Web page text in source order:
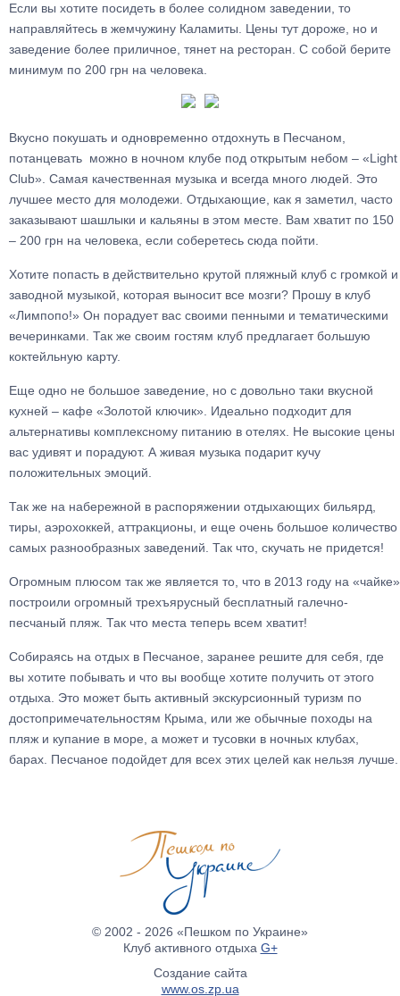
Если вы хотите посидеть в более солидном заведении, то
направляйтесь в жемчужину Каламиты. Цены тут дороже, но и
заведение более приличное, тянет на ресторан. С собой берите
минимум по 200 грн на человека.
Вкусно покушать и одновременно отдохнуть в Песчаном,
потанцевать можно в ночном клубе под открытым небом – «Light
Club». Самая качественная музыка и всегда много людей. Это
лучшее место для молодежи. Отдыхающие, как я заметил, часто
заказывают шашлыки и кальяны в этом месте. Вам хватит по 150
– 200 грн на человека, если соберетесь сюда пойти.
Хотите попасть в действительно крутой пляжный клуб с громкой и
заводной музыкой, которая выносит все мозги? Прошу в клуб
«Лимпопо!» Он порадует вас своими пенными и тематическими
вечеринками. Так же своим гостям клуб предлагает большую
коктейльную карту.
Еще одно не большое заведение, но с довольно таки вкусной
кухней – кафе «Золотой ключик». Идеально подходит для
альтернативы комплексному питанию в отелях. Не высокие цены
вас удивят и порадуют. А живая музыка подарит кучу
положительных эмоций.
Так же на набережной в распоряжении отдыхающих бильярд,
тиры, аэрохоккей, аттракционы, и еще очень большое количество
самых разнообразных заведений. Так что, скучать не придется!
Огромным плюсом так же является то, что в 2013 году на «чайке»
построили огромный трехъярусный бесплатный галечно-
песчаный пляж. Так что места теперь всем хватит!
Собираясь на отдых в Песчаное, заранее решите для себя, где
вы хотите побывать и что вы вообще хотите получить от этого
отдыха. Это может быть активный экскурсионный туризм по
достопримечательностям Крыма, или же обычные походы на
пляж и купание в море, а может и тусовки в ночных клубах,
барах. Песчаное подойдет для всех этих целей как нельзя лучше.
© 2002 - 2026 «Пешком по Украине»
Клуб активного отдыха G+
Создание сайта
www.os.zp.ua